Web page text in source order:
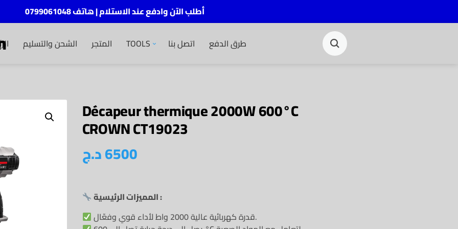
أطلب الآن وادفع عند الاستلام | هاتف 0799061048
الشحن والتسليم المتجر TOOLS اتصل بنا طرق الدفع
Décapeur thermique 2000W 600°C
CROWN CT19023
6500د.ج
المميزات الرئيسية :
قدرة كهربائية عالية 2000 واط لأداء قوي وفعّال.